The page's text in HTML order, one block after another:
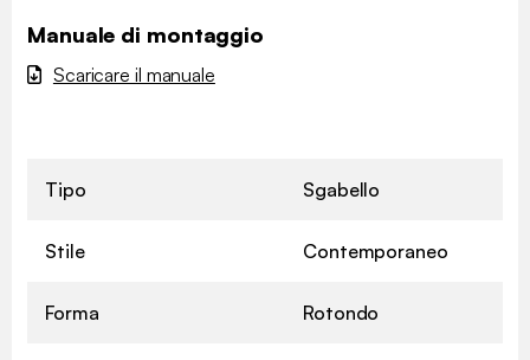
Manuale di montaggio
Scaricare il manuale
Tipo Sgabello
Stile Contemporaneo
Forma Rotondo